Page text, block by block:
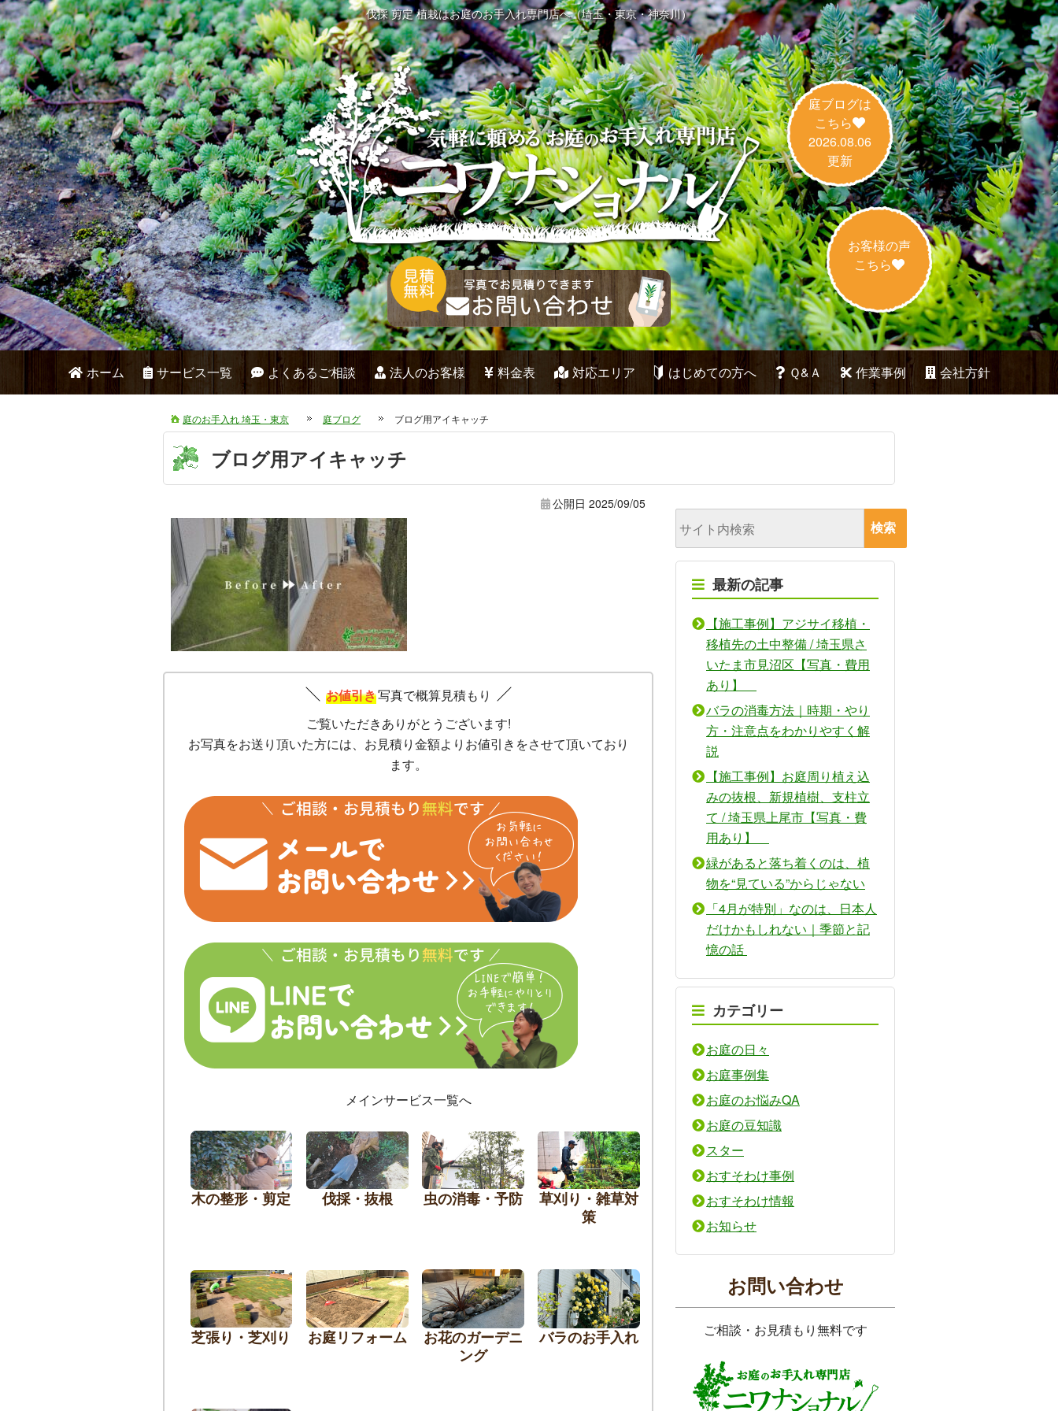
伐採 剪定 植栽はお庭のお手入れ専門店へ（埼玉・東京・神奈川）
庭ブログは
こちら
2026.08.06
更新
お客様の声
こちら
ホーム サービス一覧 よくあるご相談 法人のお客様 料金表 対応エリア はじめての方へ Ｑ&Ａ 作業事例 会社方針
庭のお手入れ 埼玉・東京 庭ブログ ブログ用アイキャッチ
ブログ用アイキャッチ
公開日2025/09/05
お値引き写真で概算見積もり
ご覧いただきありがとうございます!
お写真をお送り頂いた方には、お見積り金額よりお値引きをさせて頂いており
ます。
メインサービス一覧へ
木の整形・剪定 伐採・抜根 虫の消毒・予防
草刈り・雑草対
策
芝張り・芝刈り お庭リフォーム
お花のガーデニ
ング
バラのお手入れ
最新の記事
【施工事例】アジサイ移植・
移植先の土中整備 / 埼玉県さ
いたま市見沼区【写真・費用
あり】
バラの消毒方法｜時期・やり
方・注意点をわかりやすく解
説
【施工事例】お庭周り植え込
みの抜根、新規植樹、支柱立
て / 埼玉県上尾市【写真・費
用あり】
緑があると落ち着くのは、植
物を“見ている”からじゃない
「4月が特別」なのは、日本人
だけかもしれない｜季節と記
憶の話
カテゴリー
お庭の日々
お庭事例集
お庭のお悩みQA
お庭の豆知識
スター
おすそわけ事例
おすそわけ情報
お知らせ
お問い合わせ
ご相談・お見積もり無料です